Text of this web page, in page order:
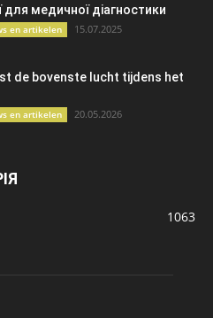
для медичної діагностики
en artikelen 15.07.2025
de bovenste lucht tijdens het
en artikelen 20.05.2026
1063